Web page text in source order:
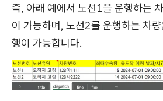
즉, 아래 예에서 노선1을 운행하는
이 가능하며, 노선2를 운행하는 차
행이 가능합니다.